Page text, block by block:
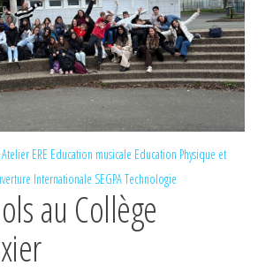
Atelier ERE Education musicale Education Physique et
Internationale SEGPATechnologie
au Collège